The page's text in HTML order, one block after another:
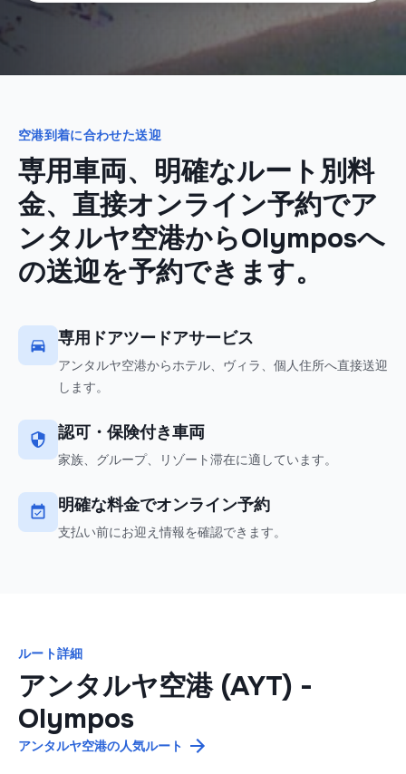
空港到着に合わせた送迎
専用車両、明確なルート別料
金、直接オンライン予約でア
ンタルヤ空港からOlymposへ
の送迎を予約できます。
専用ドアツードアサービス
アンタルヤ空港からホテル、ヴィラ、個人住所へ直接送迎
します。
認可・保険付き車両
家族、グループ、リゾート滞在に適しています。
明確な料金でオンライン予約
支払い前にお迎え情報を確認できます。
ルート詳細
アンタルヤ空港 (AYT) -
Olympos
アンタルヤ空港の人気ルート